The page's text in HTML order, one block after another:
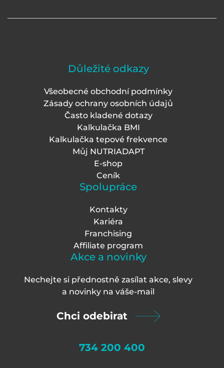
Důležité odkazy
Všeobecné obchodní podmínky
Zásady ochrany osobních údajů
Často kladené dotazy
Kalkulačka BMI
Kalkulačka tepové frekvence
Můj NUTRIADAPT
E-shop
Ceník
Spolupráce
Kontakty
Kariéra
Franchising
Affiliate program
Akce a novinky
Nechejte si přednostně zasílat akce, slevy
a novinky na váše-mail
Chci odebirat
734 200 400